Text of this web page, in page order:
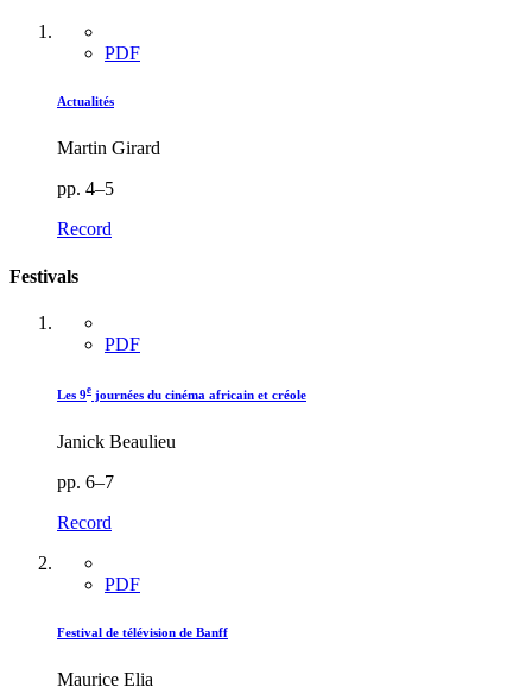
PDF
Actualités
Martin Girard
pp. 4–5
Record
Festivals
PDF
Les 9e journées du cinéma africain et créole
Janick Beaulieu
pp. 6–7
Record
PDF
Festival de télévision de Banff
Maurice Elia